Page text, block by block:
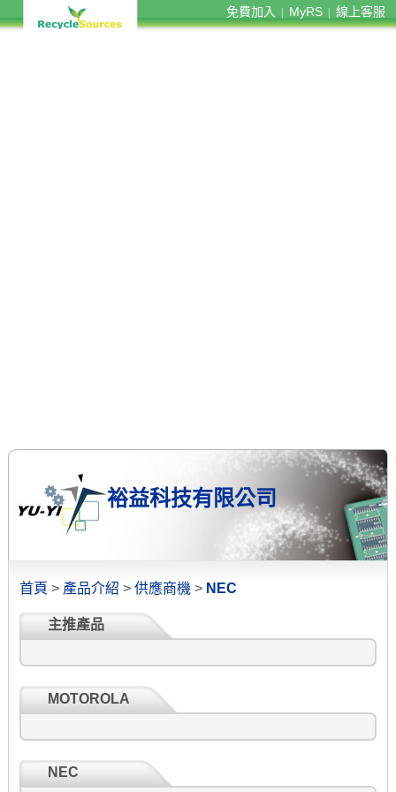
免費加入 MyRS 線上客服
裕益科技有限公司
首頁 > 產品介紹 > 供應商機 > NEC
主推產品
MOTOROLA
NEC